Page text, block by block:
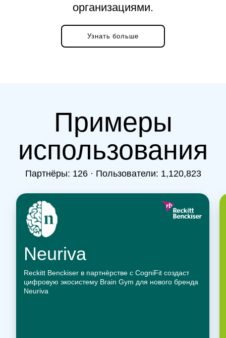
организациями.
Узнать больше
Примеры
использования
Партнёры: 126· Пользователи: 1,120,823
Neuriva
Reckitt Benckiser в партнёрстве с CogniFit создаст
цифровую экосистему Brain Gym для нового бренда
Neuriva